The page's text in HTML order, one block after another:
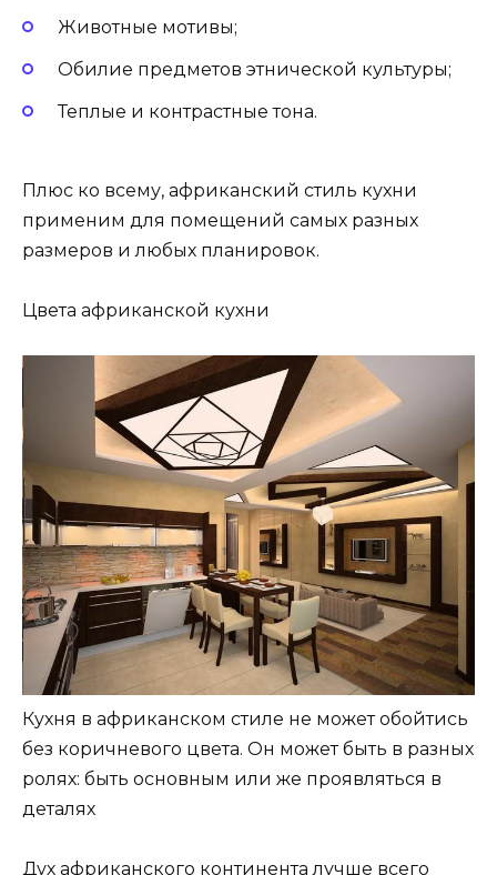
Животные мотивы;
Обилие предметов этнической культуры;
Теплые и контрастные тона.
Плюс ко всему, африканский стиль кухни
применим для помещений самых разных
размеров и любых планировок.
Цвета африканской кухни
Кухня в африканском стиле не может обойтись
без коричневого цвета. Он может быть в разных
ролях: быть основным или же проявляться в
деталях
Дух африканского континента лучше всего